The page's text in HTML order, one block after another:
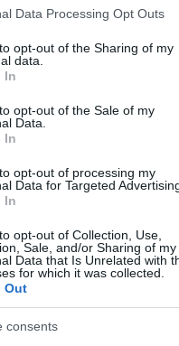
that this website/app uses
your visit or usage behaviour.
consent to Google and its
for below specified
Data Processing Opt Outs
opt-out of the Sharing of my
data.
In
opt-out of the Sale of my
Data.
In
opt-out of processing my
Data for Targeted
In
opt-out of Collection, Use,
Sale, and/or Sharing of my
Data that Is Unrelated with
for which it was collected.
Out
consents
Ismerje meg